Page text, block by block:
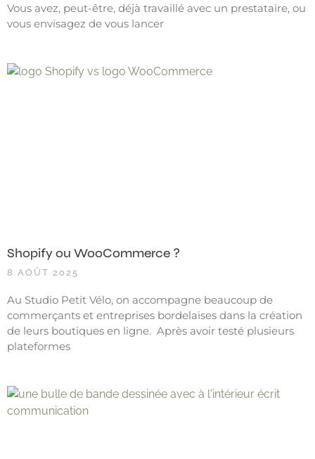
Vous avez, peut-être, déjà travaillé avec un prestataire, ou
vous envisagez de vous lancer
Shopify ou WooCommerce ?
8 AOÛT 2025
Au Studio Petit Vélo, on accompagne beaucoup de
commerçants et entreprises bordelaises dans la création
de leurs boutiques en ligne. Après avoir testé plusieurs
plateformes